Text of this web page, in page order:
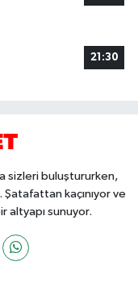
21:30
sizleri buluştururken,
kaçınıyor ve
altyapı sunuyor.